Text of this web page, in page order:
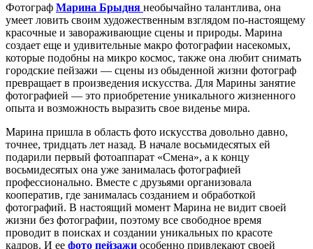
Фотограф Марина Брыдня необычайно талантлива, она
умеет ловить своим художественным взглядом по-настоящему
красочные и завораживающие сцены и природы. Марина
создает еще и удивительные макро фотографии насекомых,
которые подобны на микро космос, также она любит снимать
городские пейзажи — сцены из обыденной жизни фотограф
превращает в произведения искусства. Для Марины занятие
фотографией — это приобретение уникального жизненного
опыта и возможность выразить свое виденье мира.
Марина пришла в область фото искусства довольно давно,
точнее, тридцать лет назад. В начале восьмидесятых ей
подарили первый фотоаппарат «Смена», а к концу
восьмидесятых она уже занималась фотографией
профессионально. Вместе с друзьями организовала
кооператив, где занималась созданием и обработкой
фотографий. В настоящий момент Марина не видит своей
жизни без фотографии, поэтому все свободное время
проводит в поисках и создании уникальных по красоте
кадров. И ее фото пейзажи особенно привлекают своей